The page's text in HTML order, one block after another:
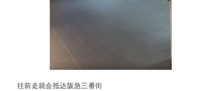
往前走就会抵达阪急三番街